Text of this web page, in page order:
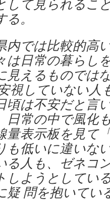
して見られるこ
。
内では比較的高
は日常の暮らし
見えるものでは
視していない人
頃は不安だと言
日常の中で風化
量表示板を見て
も低いに違いな
る人も、ゼネコ
しようとしてい
疑 問を抱いてい